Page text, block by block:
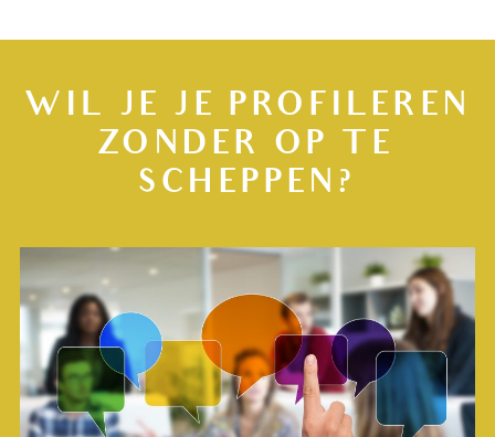
WIL JE JE PROFILEREN
ZONDER OP TE
SCHEPPEN?